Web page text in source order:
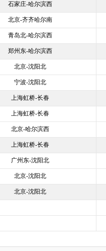
石家庄-哈尔滨西
北京-齐齐哈尔南
青岛北-哈尔滨西
郑州东-哈尔滨西
北京-沈阳北
宁波-沈阳北
上海虹桥-长春
上海虹桥-长春
北京-哈尔滨西
上海虹桥-长春
广州东-沈阳北
北京-沈阳北
北京-沈阳北